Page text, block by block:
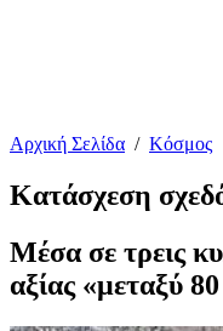
Αρχική Σελίδα / Κόσμος
Κατάσχεση
Μέσα σε τρεις
αξίας «μεταξύ